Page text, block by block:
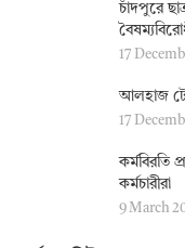
চাঁদপুরে
17
আলহাজ
17
কর্মবিরতি
কর্মচারীরা
9 March